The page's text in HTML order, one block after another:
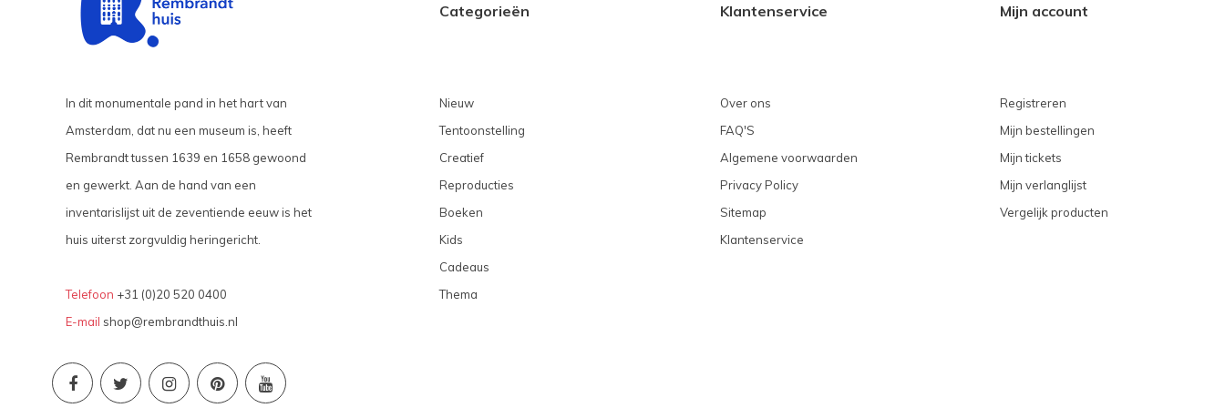
In dit monumentale pand in het hart van
Amsterdam, dat nu een museum is, heeft
Rembrandt tussen 1639 en 1658 gewoond
en gewerkt. Aan de hand van een
inventarislijst uit de zeventiende eeuw is het
huis uiterst zorgvuldig heringericht.
Telefoon +31 (0)20 520 0400
E-mail shop@rembrandthuis.nl
Categorieën
Nieuw
Tentoonstelling
Creatief
Reproducties
Boeken
Kids
Cadeaus
Thema
Klantenservice
Over ons
FAQ'S
Algemene voorwaarden
Privacy Policy
Sitemap
Klantenservice
Mijn account
Registreren
Mijn bestellingen
Mijn tickets
Mijn verlanglijst
Vergelijk producten